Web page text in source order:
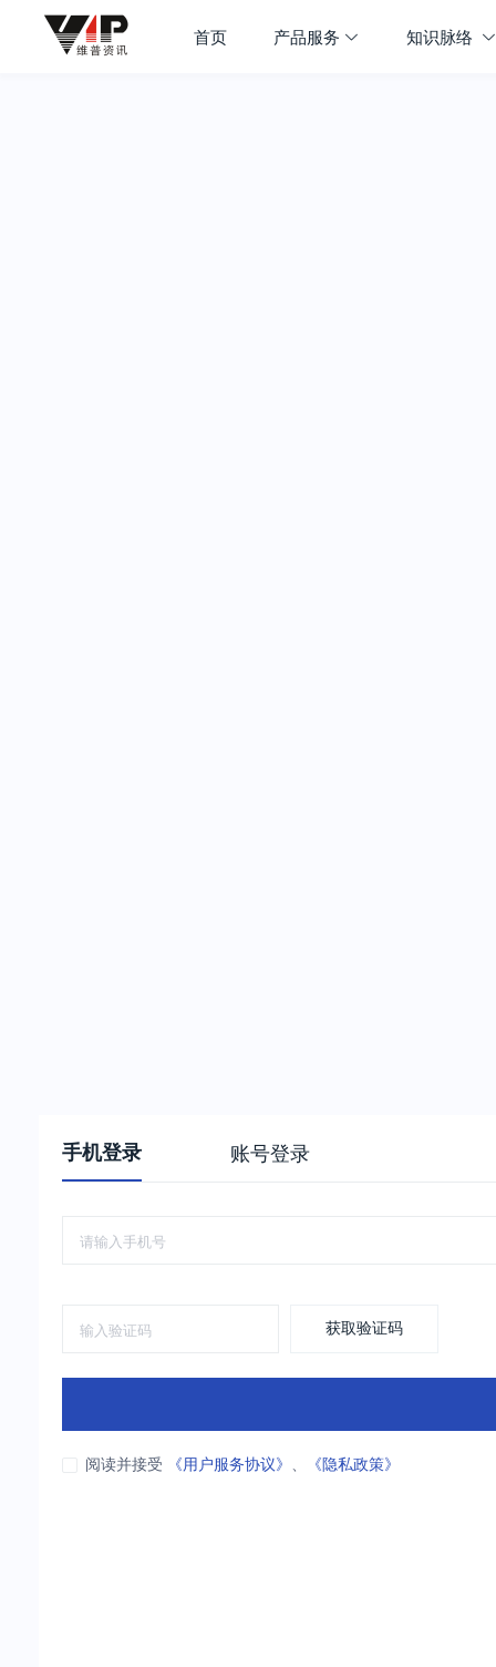
首页 产品服务 知识脉络
手机登录 账号登录
获取验证码
阅读并接受 《用户服务协议》 、 《隐私政策》